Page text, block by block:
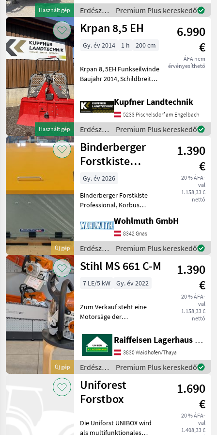
Használt gép
Gelenkwelle, Forstkran
MKZ 9, Stehpodest, Flap
Erdészeti
és
faipari
Moser
Premium Plus kereskedő
Használt gép
Krpan 8,5 EH
6.990
€
ÁFA nem
érvényesíthető
Gy. év 2014 1 h 200 cm
Krpan 8, 5EH Funkseilwinde
Baujahr 2014, Schildbreite
Funkfernbedienung, hydr.
Seilauststoß, Umlenkrolle,
2 Seilgleitbügel,
Gelenkwelle, Moto
Kupfner Landtechnik
5233 Pischelsdorf am Engelbach
Erdészeti
és
faipari
gépek /
Krpan
Premium Plus kereskedő
Új gép
Binderberger
Forstkiste
Professional
1.390
€
20 % ÁFA-
val
1.158,33 €
nettó
Gy. év 2026
Binderberger Forstkiste
Professional, Korbus
Räder höhenverstellbar,
Dreipunktaufnahme,
Vorderwand klappbar mit
Schraubstock Erdésze
Wohlmuth GmbH
8342 Gnas
Erdészeti
és
faipari
Binderberger
Premium Plus kereskedő
Új gép
Stihl MS 661 C-M
1.390
€
20 % ÁFA-
val
1.158,33 €
nettó
7 LE/5 kW Gy. év 2022
Zum Verkauf steht eine
Motorsäge der
Modell MS 661 C-M. Diese
leistungsstarke Säge
überzeugt mit einer
beeindruckenden
Motorleistung von 7,
Raiffeisen Lagerhaus Waidhofen/Thaya
3830 Waidhofen/Thaya
Erdészeti
és
faipari
gépek /
Stihl
Premium Plus kereskedő
Uniforest
Forstbox
1.690
€
20 % ÁFA-
val
1.408,33 €
Die Uniforst UNIBOX wird
als multifunktionales